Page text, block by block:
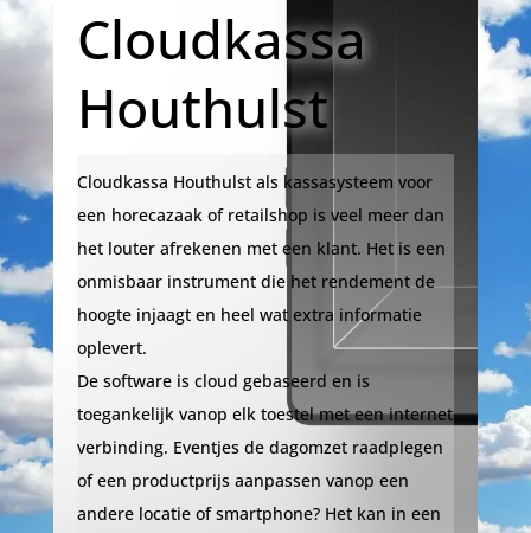
Cloudkassa
Houthulst
Cloudkassa Houthulst als kassasysteem voor
een horecazaak of retailshop is veel meer dan
het louter afrekenen met een klant. Het is een
onmisbaar instrument die het rendement de
hoogte injaagt en heel wat extra informatie
oplevert.
De software is cloud gebaseerd en is
toegankelijk vanop elk toestel met een internet
verbinding. Eventjes de dagomzet raadplegen
of een productprijs aanpassen vanop een
andere locatie of smartphone? Het kan in een